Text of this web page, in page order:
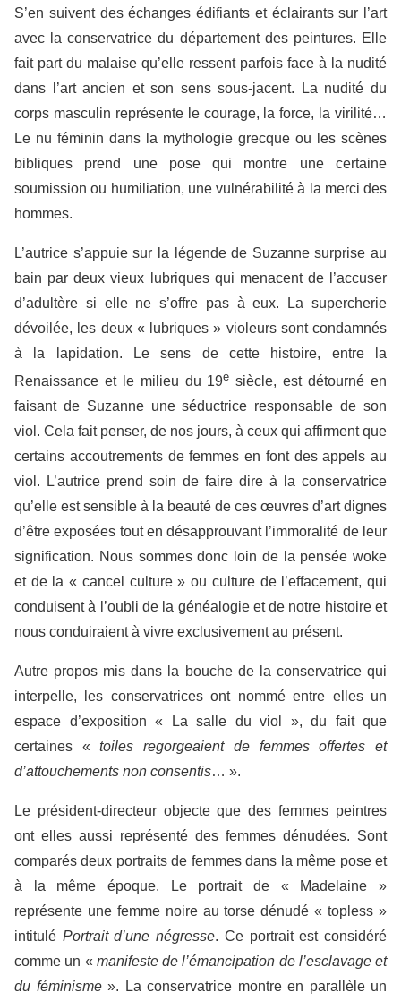
S’en suivent des échanges édifiants et éclairants sur l’art
avec la conservatrice du département des peintures. Elle
fait part du malaise qu’elle ressent parfois face à la nudité
dans l’art ancien et son sens sous-jacent. La nudité du
corps masculin représente le courage, la force, la virilité…
Le nu féminin dans la mythologie grecque ou les scènes
bibliques prend une pose qui montre une certaine
soumission ou humiliation, une vulnérabilité à la merci des
hommes.
L’autrice s’appuie sur la légende de Suzanne surprise au
bain par deux vieux lubriques qui menacent de l’accuser
d’adultère si elle ne s’offre pas à eux. La supercherie
dévoilée, les deux « lubriques » violeurs sont condamnés
à la lapidation. Le sens de cette histoire, entre la
Renaissance et le milieu du 19e siècle, est détourné en
faisant de Suzanne une séductrice responsable de son
viol. Cela fait penser, de nos jours, à ceux qui affirment que
certains accoutrements de femmes en font des appels au
viol. L’autrice prend soin de faire dire à la conservatrice
qu’elle est sensible à la beauté de ces œuvres d’art dignes
d’être exposées tout en désapprouvant l’immoralité de leur
signification. Nous sommes donc loin de la pensée woke
et de la « cancel culture » ou culture de l’effacement, qui
conduisent à l’oubli de la généalogie et de notre histoire et
nous conduiraient à vivre exclusivement au présent.
Autre propos mis dans la bouche de la conservatrice qui
interpelle, les conservatrices ont nommé entre elles un
espace d’exposition « La salle du viol », du fait que
certaines «toiles regorgeaient de femmes offertes et
d’attouchements non consentis… ».
Le président-directeur objecte que des femmes peintres
ont elles aussi représenté des femmes dénudées. Sont
comparés deux portraits de femmes dans la même pose et
à la même époque. Le portrait de « Madelaine »
représente une femme noire au torse dénudé « topless »
intitulé Portrait d’une négresse. Ce portrait est considéré
comme un « manifeste de l’émancipation de l’esclavage et
du féminisme». La conservatrice montre en parallèle un